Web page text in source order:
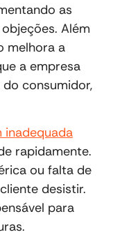
as
Além
melhora a
a empresa
consumidor,
inadequada
rapidamente.
ou falta de
desistir.
para